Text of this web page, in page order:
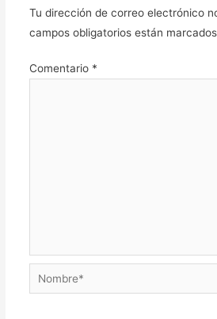
Tu dirección de correo electrónico
campos obligatorios están
Comentario *
Nombre*